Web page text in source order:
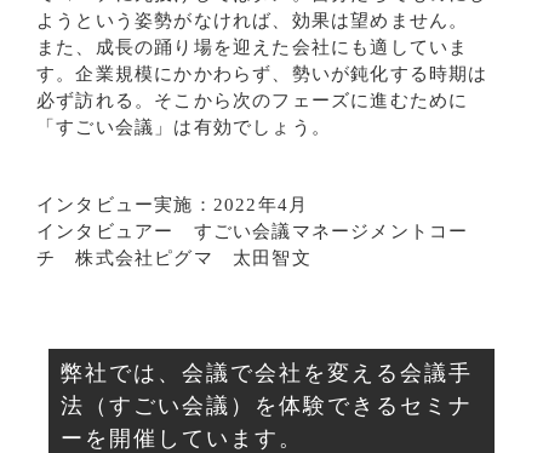
ようという姿勢がなければ、効果は望めません。
また、成長の踊り場を迎えた会社にも適していま
す。企業規模にかかわらず、勢いが鈍化する時期は
必ず訪れる。そこから次のフェーズに進むために
「すごい会議」は有効でしょう。
インタビュー実施：2022年4月
インタビュアー すごい会議マネージメントコー
チ 株式会社ピグマ 太田智文
弊社では、会議で会社を変える会議手
法（すごい会議）を体験できるセミナ
ーを開催しています。